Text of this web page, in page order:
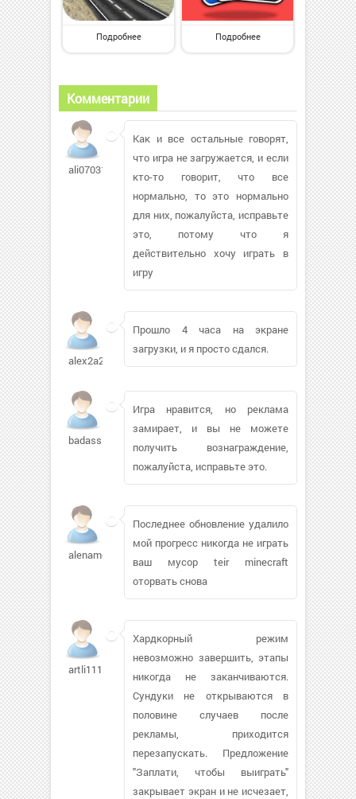
Подробнее Подробнее
Комментарии
ali070315
Как и все остальные говорят,
что игра не загружается, и если
кто-то говорит, что все
нормально, то это нормально
для них, пожалуйста, исправьте
это, потому что я
действительно хочу играть в
игру
alex2a2004937
Прошло 4 часа на экране
загрузки, и я просто сдался.
badasslilj
Игра нравится, но реклама
замирает, и вы не можете
получить вознаграждение,
пожалуйста, исправьте это.
alenamos
Последнее обновление удалило
мой прогресс никогда не играть
ваш мусор teir minecraft
оторвать снова
artli111
Хардкорный режим
невозможно завершить, этапы
никогда не заканчиваются.
Сундуки не открываются в
половине случаев после
рекламы, приходится
перезапускать. Предложение
"Заплати, чтобы выиграть"
закрывает экран и не исчезает,